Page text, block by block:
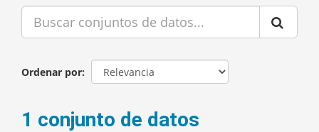
Ordenar por
1 conjunto de datos